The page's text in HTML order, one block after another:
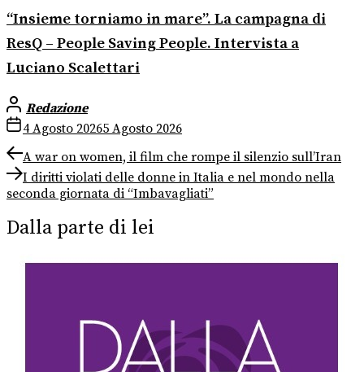
“Insieme torniamo in mare”. La campagna di
ResQ – People Saving People. Intervista a
Luciano Scalettari
Redazione
4 Agosto 20265 Agosto 2026
Navigazione
articoli
Previous
post:
A war on women, il film che rompe il silenzio sull’Iran
Next
post:
I diritti violati delle donne in Italia e nel mondo nella
seconda giornata di “Imbavagliati”
Dalla parte di lei